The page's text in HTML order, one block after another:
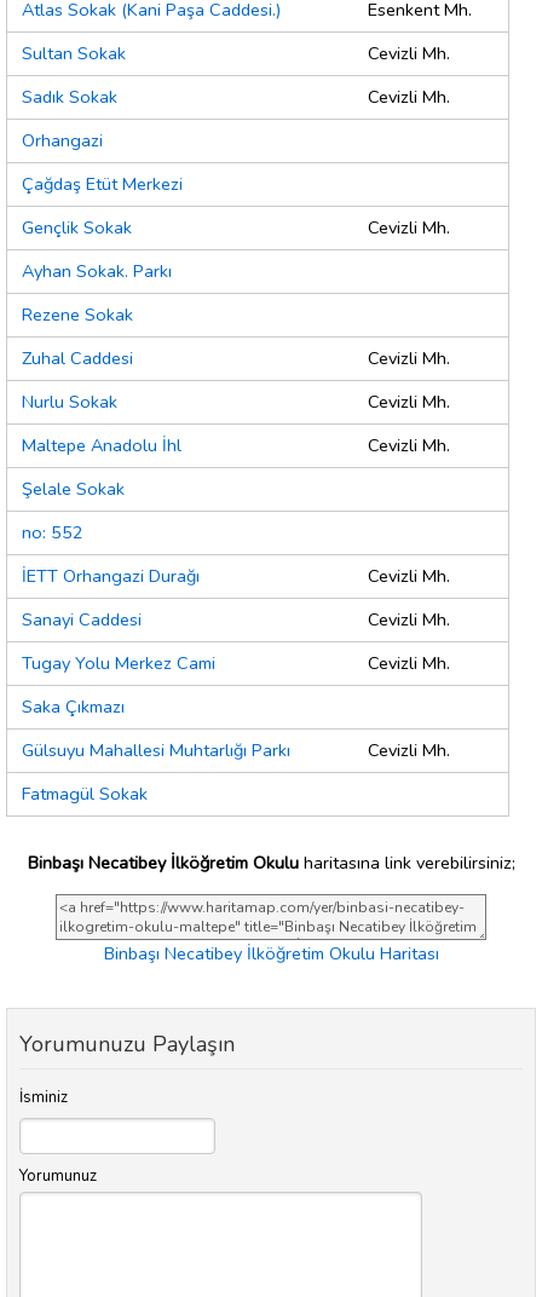
Atlas Sokak (Kani Paşa Caddesi.)
Esenkent Mh.
Sultan Sokak
Cevizli Mh.
Sadık Sokak
Cevizli Mh.
Orhangazi
Çağdaş Etüt Merkezi
Gençlik Sokak
Cevizli Mh.
Ayhan Sokak. Parkı
Rezene Sokak
Zuhal Caddesi
Cevizli Mh.
Nurlu Sokak
Cevizli Mh.
Maltepe Anadolu İhl
Cevizli Mh.
Şelale Sokak
no: 552
İETT Orhangazi Durağı
Cevizli Mh.
Sanayi Caddesi
Cevizli Mh.
Tugay Yolu Merkez Cami
Cevizli Mh.
Saka Çıkmazı
Gülsuyu Mahallesi Muhtarlığı Parkı
Cevizli Mh.
Fatmagül Sokak
Binbaşı Necatibey İlköğretim Okuluharitasına link verebilirsiniz;
Binbaşı Necatibey İlköğretim Okulu Haritası
Yorumunuzu Paylaşın
İsminiz
Yorumunuz